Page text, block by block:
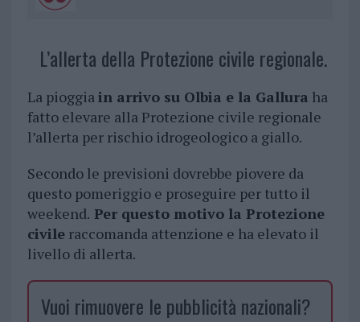
L’allerta della Protezione civile regionale.
La pioggiain arrivo su Olbia e la Gallura ha
fatto elevare alla Protezione civile regionale
l’allerta per rischio idrogeologico a giallo.
Secondo le previsioni dovrebbe piovere da
questo pomeriggio e proseguire per tutto il
weekend. Per questo motivo la Protezione
civileraccomanda attenzione e ha elevato il
livello di allerta.
Vuoi rimuovere le pubblicità nazionali?